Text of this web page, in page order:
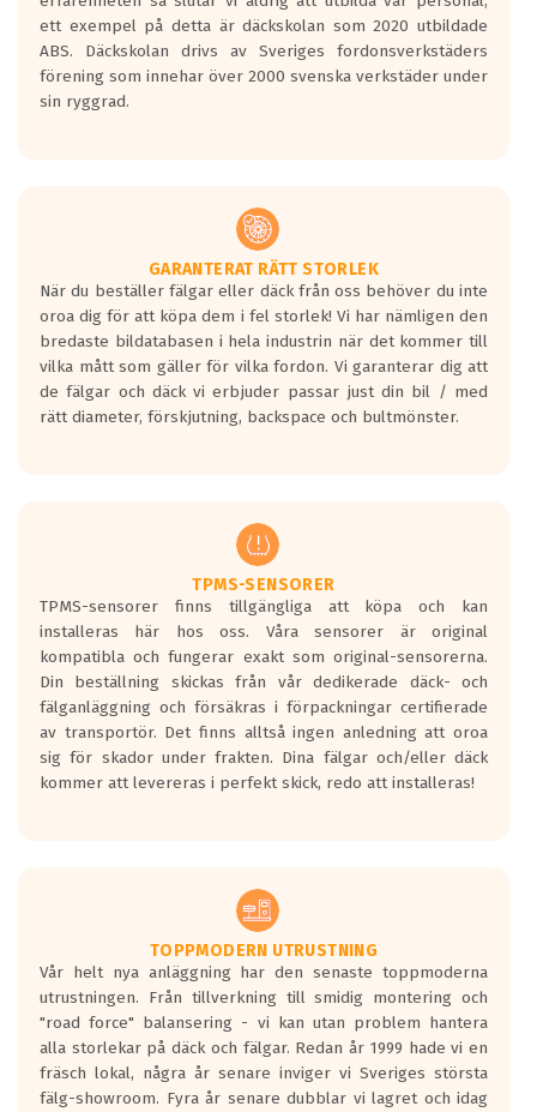
ett exempel på detta är däckskolan som 2020 utbildade
ABS. Däckskolan drivs av Sveriges fordonsverkstäders
förening som innehar över 2000 svenska verkstäder under
sin ryggrad.
GARANTERAT RÄTT STORLEK
När du beställer fälgar eller däck från oss behöver du inte
oroa dig för att köpa dem i fel storlek! Vi har nämligen den
bredaste bildatabasen i hela industrin när det kommer till
vilka mått som gäller för vilka fordon. Vi garanterar dig att
de fälgar och däck vi erbjuder passar just din bil / med
rätt diameter, förskjutning, backspace och bultmönster.
TPMS-SENSORER
TPMS-sensorer finns tillgängliga att köpa och kan
installeras här hos oss. Våra sensorer är original
kompatibla och fungerar exakt som original-sensorerna.
Din beställning skickas från vår dedikerade däck- och
fälganläggning och försäkras i förpackningar certifierade
av transportör. Det finns alltså ingen anledning att oroa
sig för skador under frakten. Dina fälgar och/eller däck
kommer att levereras i perfekt skick, redo att installeras!
TOPPMODERN UTRUSTNING
Vår helt nya anläggning har den senaste toppmoderna
utrustningen. Från tillverkning till smidig montering och
"road force" balansering - vi kan utan problem hantera
alla storlekar på däck och fälgar. Redan år 1999 hade vi en
fräsch lokal, några år senare inviger vi Sveriges största
fälg-showroom. Fyra år senare dubblar vi lagret och idag